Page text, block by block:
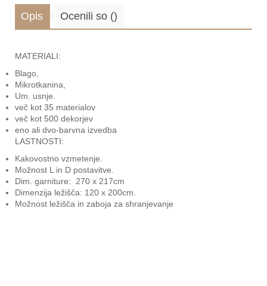
Opis Ocenili so ()
MATERIALI:
Blago,
Mikrotkanina,
Um. usnje.
več kot 35 materialov
več kot 500 dekorjev
eno ali dvo-barvna izvedba
LASTNOSTI:
Kakovostno vzmetenje.
Možnost L in D postavitve.
Dim. garniture: 270 x 217cm
Dimenzija ležišča: 120 x 200cm.
Možnost ležišča in zaboja za shranjevanje